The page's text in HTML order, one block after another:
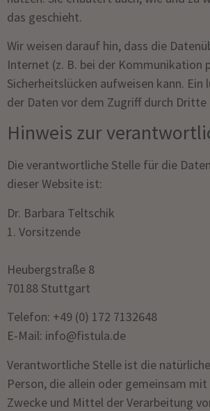
das geschieht.
Wir weisen darauf hin, dass die
Internet (z. B. bei der Kommunikation
Sicherheitslücken aufweisen kann. Ein
der Daten vor dem Zugriff durch
Hinweis zur
Die verantwortliche Stelle für die
dieser Website ist:
Dr. Barbara Teltschik
1. Vorsitzende
Heubergstraße 8
70188 Stuttgart
Telefon: +49 (0) 172 7132648‬
E-Mail: info@fistula.de
Verantwortliche Stelle ist die
Person, die allein oder gemeinsam
Zwecke und Mittel der Verarbeitung